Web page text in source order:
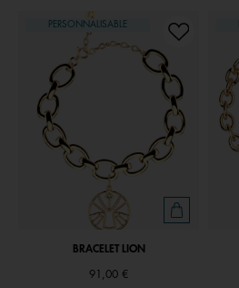
PERSONNALISABLE
BRACELET LION
91,00 €